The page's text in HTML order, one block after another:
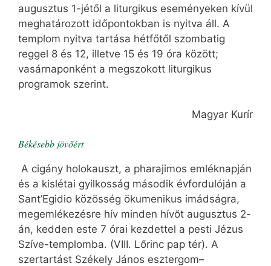
augusztus 1-jétől a liturgikus eseményeken kívül
meghatározott időpontokban is nyitva áll. A
templom nyitva tartása hétfőtől szombatig
reggel 8 és 12, illetve 15 és 19 óra között;
vasárnaponként a megszokott liturgikus
programok szerint.
Magyar Kurír
Békésebb jövőért
A cigány holokauszt, a pharajimos emléknapján
és a kislétai gyilkosság második évfordulóján a
Sant’Egidio közösség ökumenikus imádságra,
megemlékezésre hív minden hívőt augusztus 2-
án, kedden este 7 órai kezdettel a pesti Jézus
Szíve-templomba. (VIII. Lőrinc pap tér). A
szertartást Székely János esztergom–